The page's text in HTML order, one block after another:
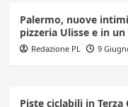
Palermo, nuove
pizzeria Ulisse e in
Redazione PL 9
Piste ciclabili in Terza